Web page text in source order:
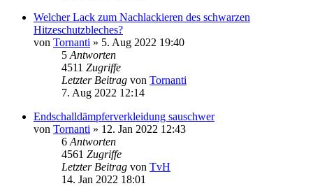
Welcher Lack zum Nachlackieren des schwarzen
Hitzeschutzbleches?
von Tornanti » 5. Aug 2022 19:40
5 Antworten
4511 Zugriffe
Letzter Beitrag von Tornanti
7. Aug 2022 12:14
Endschalldämpferverkleidung sauschwer
von Tornanti » 12. Jan 2022 12:43
6 Antworten
4561 Zugriffe
Letzter Beitrag von TvH
14. Jan 2022 18:01